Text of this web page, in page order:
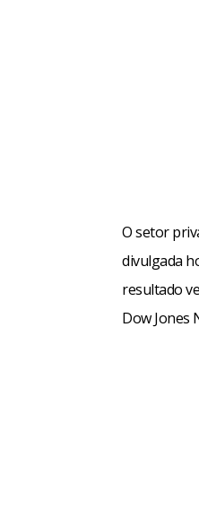
O setor
divulgada
resultado
Dow Jones